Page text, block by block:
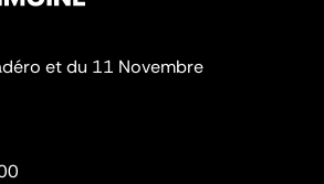
et du 11 Novembre